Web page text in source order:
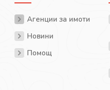
Агенции за имоти
Новини
Помощ